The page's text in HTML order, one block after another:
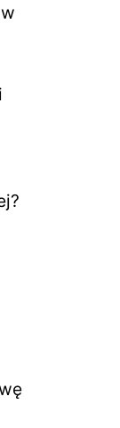
KWIETNIA 2026